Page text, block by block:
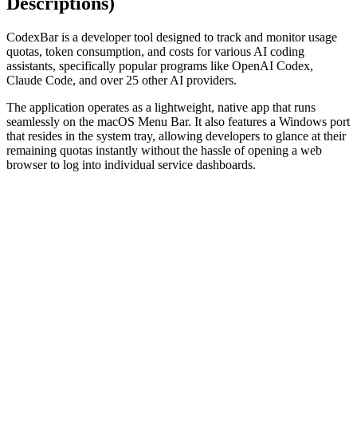
CodexBar is a developer tool designed to track and monitor usage
quotas, token consumption, and costs for various AI coding
assistants, specifically popular programs like OpenAI Codex,
Claude Code, and over 25 other AI providers.
The application operates as a lightweight, native app that runs
seamlessly on the macOS Menu Bar. It also features a Windows port
that resides in the system tray, allowing developers to glance at their
remaining quotas instantly without the hassle of opening a web
browser to log into individual service dashboards.